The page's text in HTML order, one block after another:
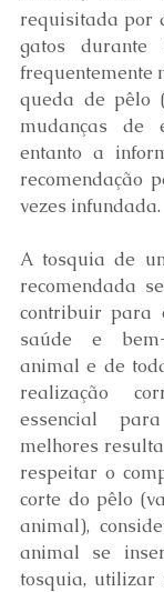
requisitada por
gatos
frequentemente
queda de pêlo
mudanças de
entanto a
recomendação
vezes infundada.
A tosquia de
recomendada
contribuir para
saúde e
animal e de
realização
essencial
melhores
respeitar o
corte do pêlo
animal),
animal se
tosquia, utilizar